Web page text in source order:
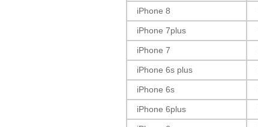
iPhone 8
iPhone 7plus
iPhone 7
iPhone 6s plus
iPhone 6s
iPhone 6plus